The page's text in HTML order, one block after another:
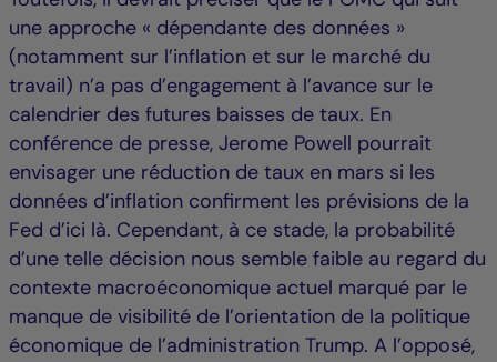
une approche « dépendante des données »
(notamment sur l’inflation et sur le marché du
travail) n’a pas d’engagement à l’avance sur le
calendrier des futures baisses de taux. En
conférence de presse, Jerome Powell pourrait
envisager une réduction de taux en mars si les
données d’inflation confirment les prévisions de la
Fed d’ici là. Cependant, à ce stade, la probabilité
d’une telle décision nous semble faible au regard du
contexte macroéconomique actuel marqué par le
manque de visibilité de l’orientation de la politique
économique de l’administration Trump. A l’opposé,